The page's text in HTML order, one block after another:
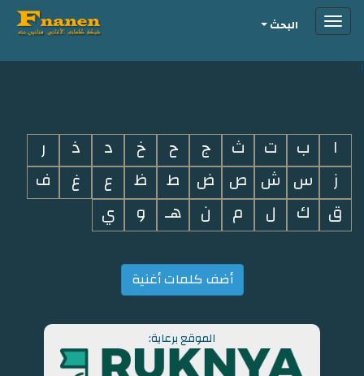
i
Toggleالبحث
ا ب ت ث ج ح خ د ذ
ر
ز
س ش ص ض ط ظ ع غ
ف
ق
ك ل م ن هـ و ي
أضف كلمات أغنية
الموقع برعاية: